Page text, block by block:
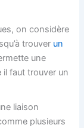
on considère
trouver un
une
faut trouver un
liaison
plusieurs